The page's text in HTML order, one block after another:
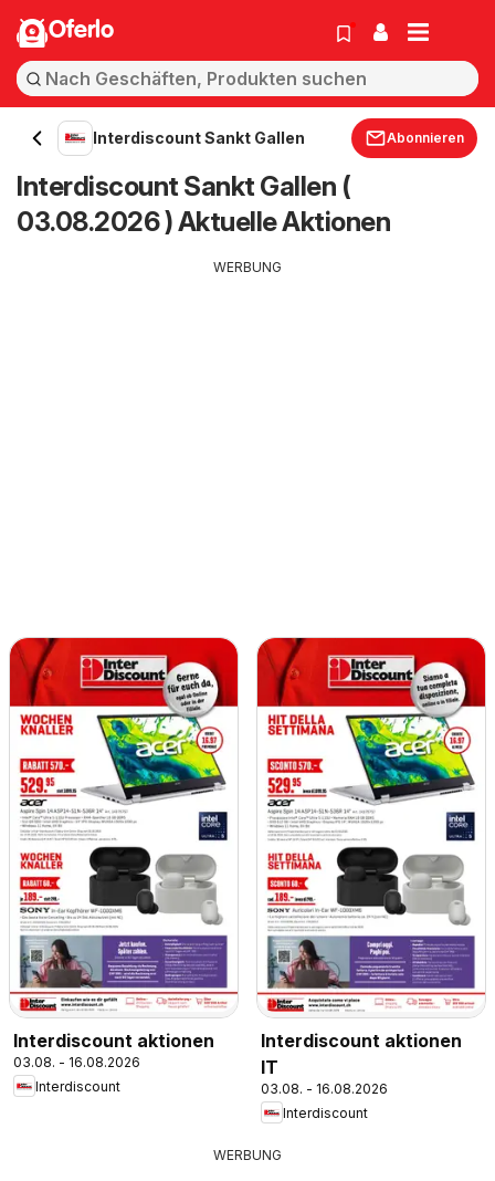
Oferlo
Interdiscount Sankt Gallen Abonnieren
Interdiscount Sankt Gallen (
03.08.2026 ) Aktuelle Aktionen
WERBUNG
Interdiscount aktionen
03.08. - 16.08.2026
Interdiscount
Interdiscount aktionen
IT
03.08. - 16.08.2026
Interdiscount
WERBUNG